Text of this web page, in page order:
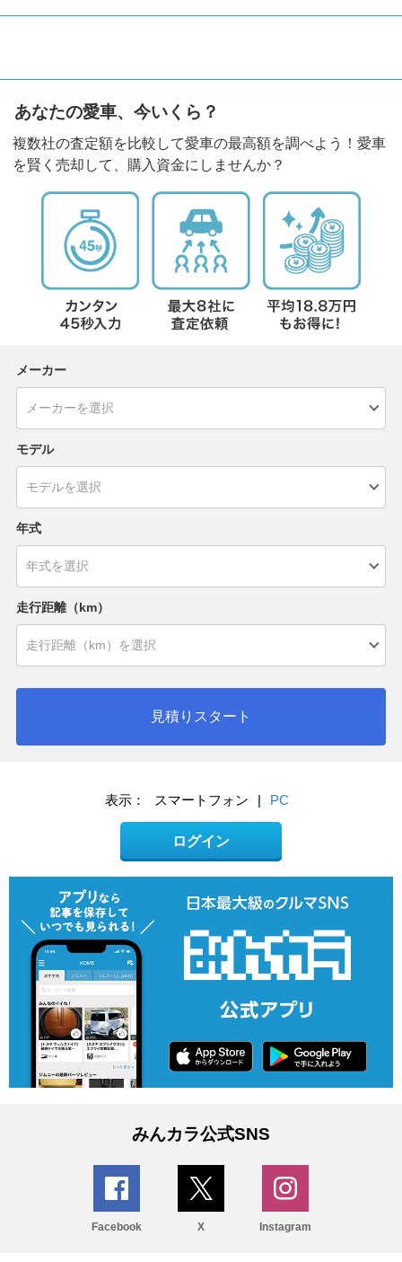
あなたの愛車、今いくら？
複数社の査定額を比較して愛車の最高額を調べよう！愛車
を賢く売却して、購入資金にしませんか？
メーカー
モデル
年式
走行距離（km）
見積りスタート
表示： スマートフォン | PC
ログイン
みんカラ公式SNS
Facebook X Instagram